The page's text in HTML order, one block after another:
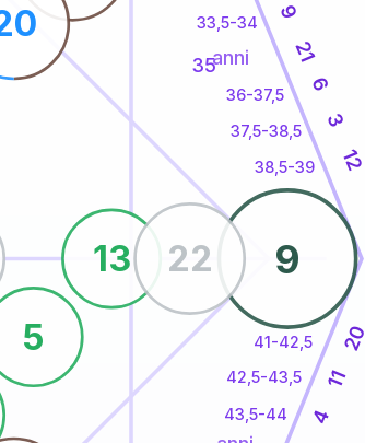
33,5-34
36-37,5
37,5-38,5
38,5-39
41-42,5
42,5-43,5
43,5-44
9
21
6
3
12
20
11
4
9
5
13 22
35anni